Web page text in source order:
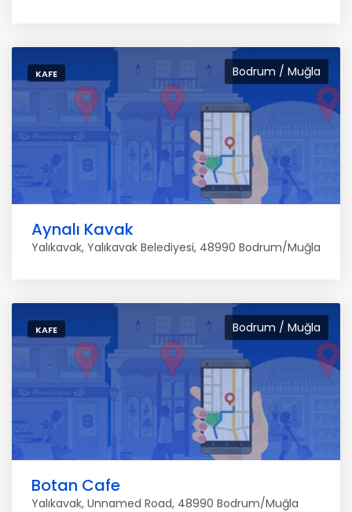
Bodrum / Muğla
KAFE
Aynalı Kavak
Yalıkavak, Yalıkavak Belediyesi, 48990 Bodrum/Muğla
Bodrum / Muğla
KAFE
Botan Cafe
Yalıkavak, Unnamed Road, 48990 Bodrum/Muğla